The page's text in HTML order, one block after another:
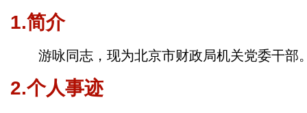
1.简介
游咏同志，现为北京市财政局机关党委干部
2.个人事迹